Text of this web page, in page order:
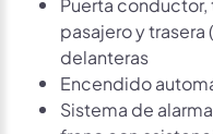
pasajero y
delanteras
Encendido
Sistema de